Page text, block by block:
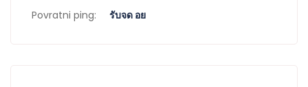
Povratni ping: รับจด อย